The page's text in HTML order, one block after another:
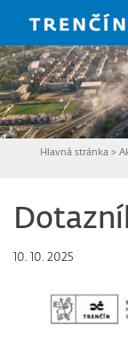
Hlavná stránka >
10. 10. 2025